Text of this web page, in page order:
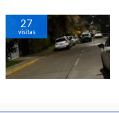
27
visitas